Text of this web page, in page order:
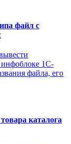
файл с
инфоблоке 1С-
файла, его
каталога